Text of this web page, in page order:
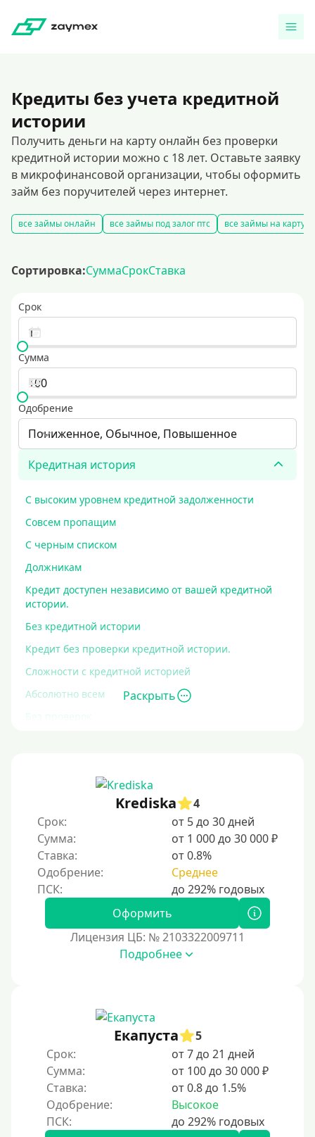
Кредиты без учета кредитной
истории
Получить деньги на карту онлайн без проверки
кредитной истории можно с 18 лет. Оставьте заявку
в микрофинансовой организации, чтобы оформить
займ без поручителей через интернет.
все займы онлайн все займы под залог птс все займы на карту
Сортировка:СуммаСрокСтавка
Срок
Сумма
Одобрение
Пониженное, Обычное, Повышенное
Кредитная история
С высоким уровнем кредитной задолженности
Совсем пропащим
С черным списком
Должникам
Кредит доступен независимо от вашей кредитной
истории.
Без кредитной истории
Кредит без проверки кредитной истории.
Сложности с кредитной историей
Абсолютно всем
Без проверок
На карту без отказа
Залог
Под залог ПТС
Без залога
Под залог
Под залог недвижимости
Под ПТС спецтехники
Под ПТС грузового автомобиля
Авто без ПТС
Цель
На Новый Год
Раскрыть
Krediska
4
Срок:
от 5 до 30 дней
Сумма:
от 1 000 до 30 000 ₽
Ставка:
от 0.8%
Одобрение:
Среднее
Оформить
Лицензия ЦБ: № 2103322009711
Подробнее
Екапуста
5
Срок:
от 7 до 21 дней
Сумма:
от 100 до 30 000 ₽
Ставка:
от 0.8 до 1.5%
Одобрение:
Высокое